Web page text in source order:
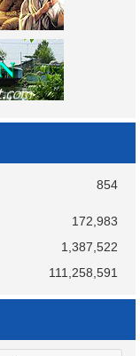
854
172,983
1,387,522
111,258,591